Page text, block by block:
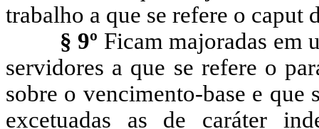
trabalho a que se refere o caput
§ 9º Ficam majoradas em
servidores a que se refere o
sobre o vencimento-base e que
excetuadas as de caráter